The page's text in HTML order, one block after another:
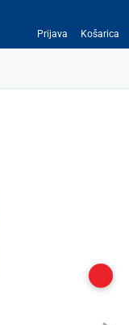
Prijava Košarica